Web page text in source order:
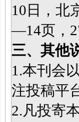
10日，北
—14页，
三、其他
1.本刊会
注投稿平
2.凡投寄